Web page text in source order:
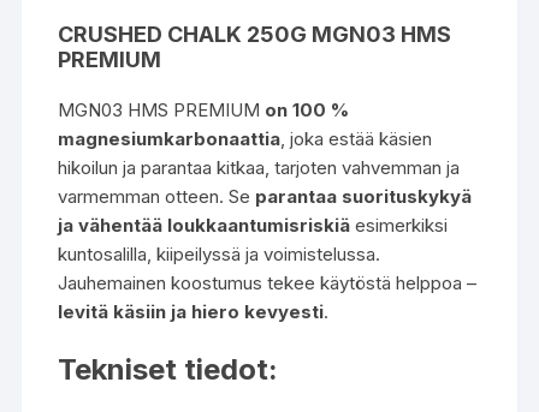
CRUSHED CHALK 250G MGN03 HMS
PREMIUM
MGN03 HMS PREMIUM on 100 %
magnesiumkarbonaattia, joka estää käsien
hikoilun ja parantaa kitkaa, tarjoten vahvemman ja
varmemman otteen. Se parantaa suorituskykyä
ja vähentää loukkaantumisriskiä esimerkiksi
kuntosalilla, kiipeilyssä ja voimistelussa.
Jauhemainen koostumus tekee käytöstä helppoa –
levitä käsiin ja hiero kevyesti.
Tekniset tiedot: